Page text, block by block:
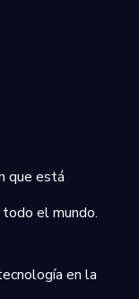
que está
el mundo.
en la